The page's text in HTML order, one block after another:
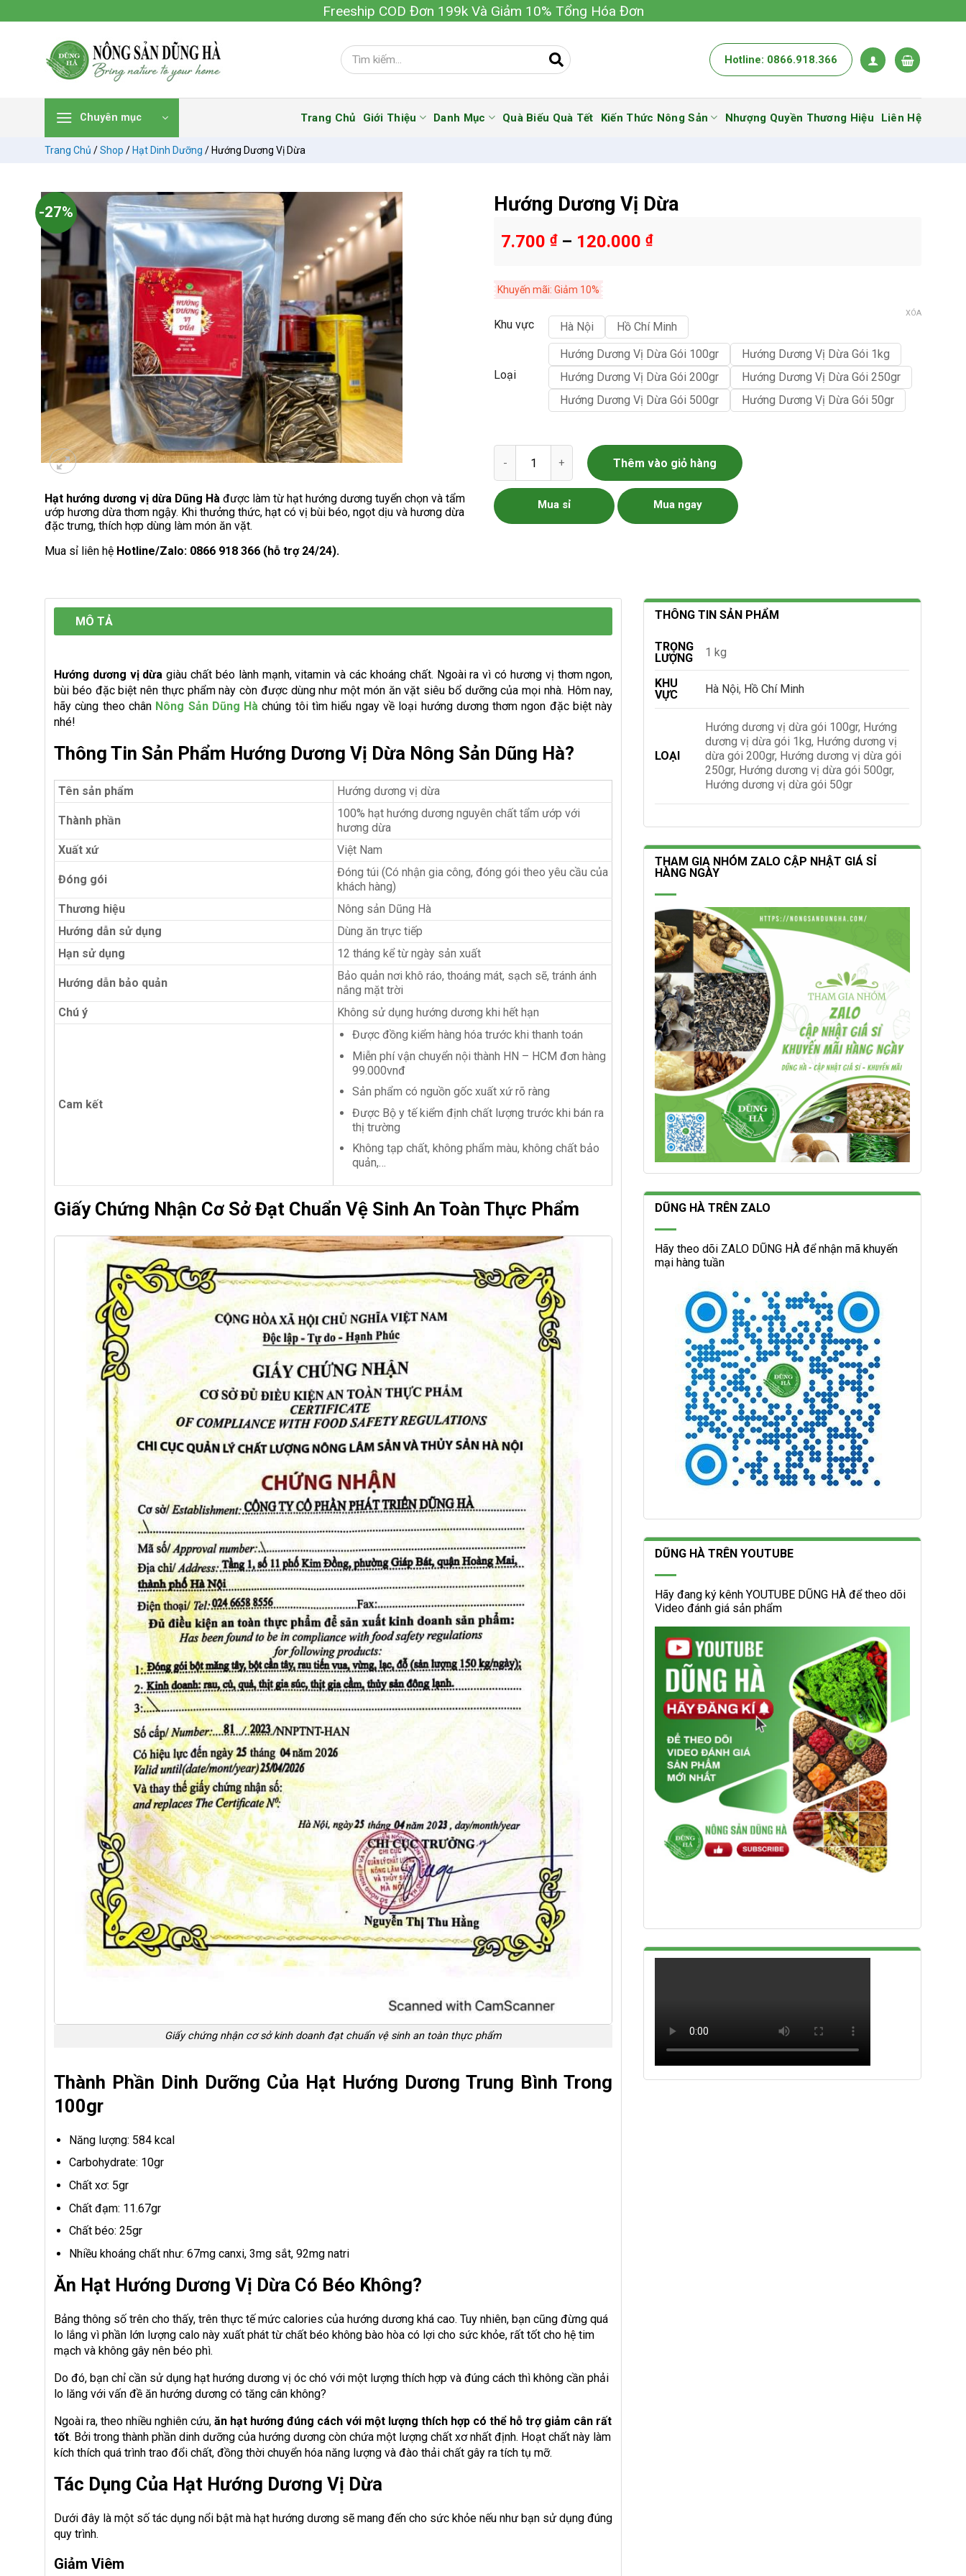
đến
Freeship COD Đơn 199k Và Giảm 10% Tổng Hóa Đơn
Hotline: 0866.918.366
Chuyên mục Trang Chủ Giới Thiệu Danh Mục Quà Biếu Quà Tết Kiến Thức Nông Sản Nhượng Quyền Thương Hiệu Liên Hệ
Trang Chủ /Shop / Hạt Dinh Dưỡng / Hướng Dương Vị Dừa
-27%
Hạt hướng dương vị dừa Dũng Hà được làm từ hạt hướng dương tuyển chọn và tẩm
ướp hương dừa thơm ngậy. Khi thưởng thức, hạt có vị bùi béo, ngọt dịu và hương dừa
đặc trưng, thích hợp dùng làm món ăn vặt.
Mua sỉ liên hệ Hotline/Zalo: 0866 918 366 (hỗ trợ 24/24).
Hướng Dương Vị Dừa
7.700 ₫– 120.000 ₫
Khuyến mãi: Giảm 10%
Khu vực Hà Nội Hồ Chí Minh
Loại
Hướng Dương Vị Dừa Gói 100gr
Hướng Dương Vị Dừa Gói 1kg
Hướng Dương Vị Dừa Gói 200gr
Hướng Dương Vị Dừa Gói 250gr
Hướng Dương Vị Dừa Gói 500gr
Hướng Dương Vị Dừa Gói 50gr
XÓA
Hướng Dương Vị Dừa số lượng
Thêm vào giỏ hàng
Mua sỉ Mua ngay
MÔ TẢ
Hướng dương vị dừa giàu chất béo lành mạnh, vitamin và các khoáng chất. Ngoài ra vì có hương vị thơm ngon,
bùi béo đặc biệt nên thực phẩm này còn được dùng như một món ăn vặt siêu bổ dưỡng của mọi nhà. Hôm nay,
hãy cùng theo chân Nông Sản Dũng Hà chúng tôi tìm hiểu ngay về loại hướng dương thơm ngon đặc biệt này
nhé!
Thông Tin Sản Phẩm Hướng Dương Vị Dừa Nông Sản Dũng Hà?
Tên sản phẩm Hướng dương vị dừa
Thành phần
100% hạt hướng dương nguyên chất tẩm ướp với
hương dừa
Xuất xứ
Việt Nam
Đóng gói
Đóng túi (Có nhận gia công, đóng gói theo yêu cầu của
khách hàng)
Thương hiệu
Nông sản Dũng Hà
Hướng dẫn sử dụng
Dùng ăn trực tiếp
Hạn sử dụng
12 tháng kể từ ngày sản xuất
Hướng dẫn bảo quản
Bảo quản nơi khô ráo, thoáng mát, sạch sẽ, tránh ánh
nắng mặt trời
Chú ý
Không sử dụng hướng dương khi hết hạn
Cam kết
Được đồng kiểm hàng hóa trước khi thanh toán
Miễn phí vận chuyển nội thành HN – HCM đơn hàng
99.000vnđ
Sản phẩm có nguồn gốc xuất xứ rõ ràng
Được Bộ y tế kiểm định chất lượng trước khi bán ra
thị trường
Không tạp chất, không phẩm màu, không chất bảo
quản,…
Giấy Chứng Nhận Cơ Sở Đạt Chuẩn Vệ Sinh An Toàn Thực Phẩm
Giấy chứng nhận cơ sở kinh doanh đạt chuẩn vệ sinh an toàn thực phẩm
Thành Phần Dinh Dưỡng Của Hạt Hướng Dương Trung Bình Trong
100gr
Năng lượng: 584 kcal
Carbohydrate: 10gr
Chất xơ: 5gr
Chất đạm: 11.67gr
Chất béo: 25gr
Nhiều khoáng chất như: 67mg canxi, 3mg sắt, 92mg natri
Ăn Hạt Hướng Dương Vị Dừa Có Béo Không?
Bảng thông số trên cho thấy, trên thực tế mức calories của hướng dương khá cao. Tuy nhiên, bạn cũng đừng quá
lo lắng vì phần lớn lượng calo này xuất phát từ chất béo không bào hòa có lợi cho sức khỏe, rất tốt cho hệ tim
mạch và không gây nên béo phì.
Do đó, bạn chỉ cần sử dụng hạt hướng dương vị óc chó với một lượng thích hợp và đúng cách thì không cần phải
lo lăng với vấn đề ăn hướng dương có tăng cân không?
Ngoài ra, theo nhiều nghiên cứu, ăn hạt hướng đúng cách với một lượng thích hợp có thể hỗ trợ giảm cân rất
tốt. Bởi trong thành phần dinh dưỡng của hướng dương còn chứa một lượng chất xơ nhất định. Hoạt chất này làm
kích thích quá trình trao đổi chất, đồng thời chuyển hóa năng lượng và đào thải chất gây ra tích tụ mỡ.
Tác Dụng Của Hạt Hướng Dương Vị Dừa
Dưới đây là một số tác dụng nổi bật mà hạt hướng dương sẽ mang đến cho sức khỏe nếu như bạn sử dụng đúng
quy trình.
Giảm Viêm
THÔNG TIN SẢN PHẨM
TRỌNG
LƯỢNG
1 kg
KHU
VỰC
Hà Nội, Hồ Chí Minh
LOẠI
Hướng dương vị dừa gói 100gr, Hướng
dương vị dừa gói 1kg, Hướng dương vị
dừa gói 200gr, Hướng dương vị dừa gói
250gr, Hướng dương vị dừa gói 500gr,
Hướng dương vị dừa gói 50gr
THAM GIA NHÓM ZALO CẬP NHẬT GIÁ SỈ
HÀNG NGÀY
DŨNG HÀ TRÊN ZALO
Hãy theo dõi ZALO DŨNG HÀ để nhận mã khuyến
mại hàng tuần
DŨNG HÀ TRÊN YOUTUBE
Hãy đang ký kênh YOUTUBE DŨNG HÀ để theo dõi
Video đánh giá sản phẩm